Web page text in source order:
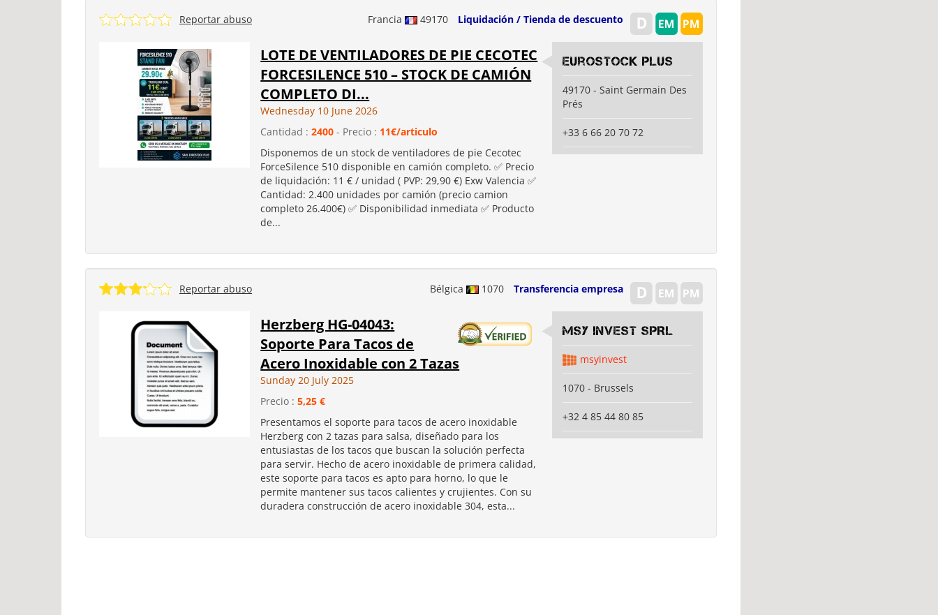
Francia 49170 Liquidación / Tienda de descuento
Reportar abuso
LOTE DE VENTILADORES DE PIE CECOTEC
FORCESILENCE 510 – STOCK DE CAMIÓN
COMPLETO DI...
Wednesday 10 June 2026
Cantidad :2400 - Precio : 11€/articulo
Disponemos de un stock de ventiladores de pie Cecotec
ForceSilence 510 disponible en camión completo. ✅ Precio
de liquidación: 11 € / unidad ( PVP: 29,90 €) Exw Valencia ✅
Cantidad: 2.400 unidades por camión (precio camion
completo 26.400€) ✅ Disponibilidad inmediata ✅ Producto
de...
Eurostock Plus
49170 - Saint Germain Des
Prés
+33 6 66 20 70 72
Bélgica 1070 Transferencia empresa
Reportar abuso
Herzberg HG-04043:
Soporte Para Tacos de
Acero Inoxidable con 2 Tazas
Sunday 20 July 2025
Precio :5,25 €
Presentamos el soporte para tacos de acero inoxidable
Herzberg con 2 tazas para salsa, diseñado para los
entusiastas de los tacos que buscan la solución perfecta
para servir. Hecho de acero inoxidable de primera calidad,
este soporte para tacos es apto para horno, lo que le
permite mantener sus tacos calientes y crujientes. Con su
duradera construcción de acero inoxidable 304, esta...
MSY INVEST SPRL
msyinvest
1070 - Brussels
+32 4 85 44 80 85